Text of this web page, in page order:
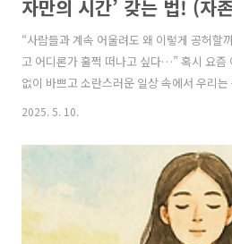
자만의 시간’ 갖는 법! (자
자존감 수업, 자존감 향상,
“사람들과 계속 어울려도 왜 이렇게 공허할
고 어디론가 훌쩍 떠나고 싶다…” 혹시 요즘
없이 바쁘고 소란스러운 일상 속에서 우리는
잊고 살아갑니다.타인의 기대에 맞추느라 지
로,‘자연 속에서 혼자만의 시간’을 갖는 것
만의 시간을 가져야 자존감이 높아질까요?
도 충분하다는 사실을 일깨워 줍니다.바람,
이상 비교도, 경쟁도 필요하지 않고,**“나는
치 있는 사람이다”**라는 깊은 평안을 느끼
2025. 5. 10.